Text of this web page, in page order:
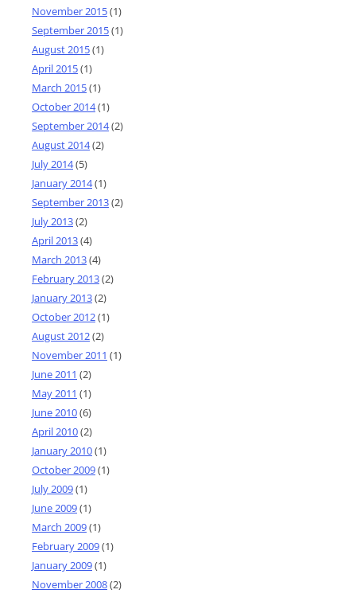
November 2015(1)
September 2015(1)
August 2015(1)
April 2015(1)
March 2015(1)
October 2014(1)
September 2014(2)
August 2014(2)
July 2014(5)
January 2014(1)
September 2013(2)
July 2013(2)
April 2013(4)
March 2013(4)
February 2013(2)
January 2013(2)
October 2012(1)
August 2012(2)
November 2011 (1)
June 2011 (2)
May 2011 (1)
June 2010(6)
April 2010(2)
January 2010(1)
October 2009(1)
July 2009(1)
June 2009(1)
March 2009(1)
February 2009(1)
January 2009(1)
November 2008(2)